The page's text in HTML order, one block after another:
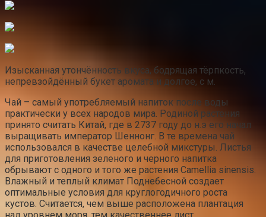
Изысканная утончённость вкуса, бодрящая тёрпкость,
непревзойдённый букет аромата и долгое, с м.
Чай – самый употребляемый напиток после воды
практически у всех народов мира. Родиной растения
принято считать Китай, где в 2737 году до н.э его начал
выращивать император Шеннонг. В те времена чай
использовался в качестве целебной микстуры. Листья
для приготовления зеленого и черного напитка
обрывают с одного и того же растения Camellia sinensis.
Влажный и теплый климат Поднебесной создает
оптимальные условия для круглогодичного роста
кустов. Считается, чем выше расположена плантация